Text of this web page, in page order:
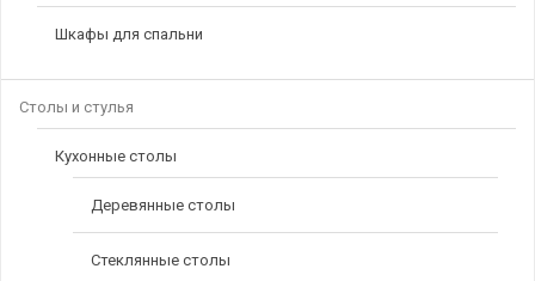
Шкафы для спальни
Столы и стулья
Кухонные столы
Деревянные столы
Стеклянные столы